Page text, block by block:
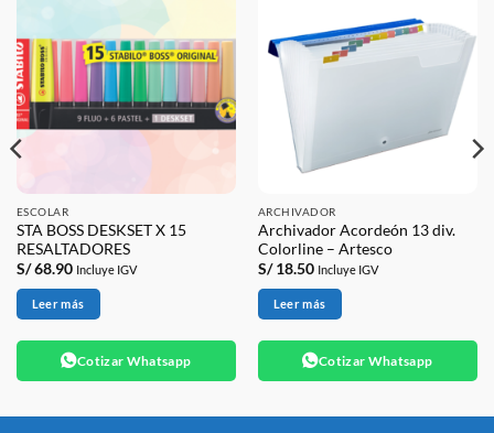
ESCOLAR
STA BOSS DESKSET X 15
RESALTADORES
S/68.90 Incluye IGV
Leer más
Cotizar Whatsapp
ARCHIVADOR
Archivador Acordeón 13 div.
Colorline – Artesco
S/18.50 Incluye IGV
Leer más
Cotizar Whatsapp